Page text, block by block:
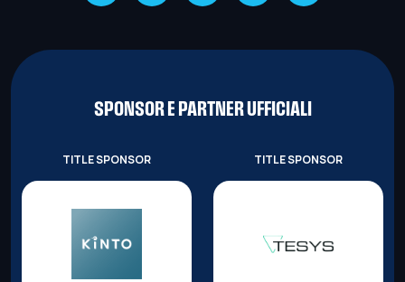
SPONSOR E PARTNER UFFICIALI
TITLE SPONSOR TITLE SPONSOR